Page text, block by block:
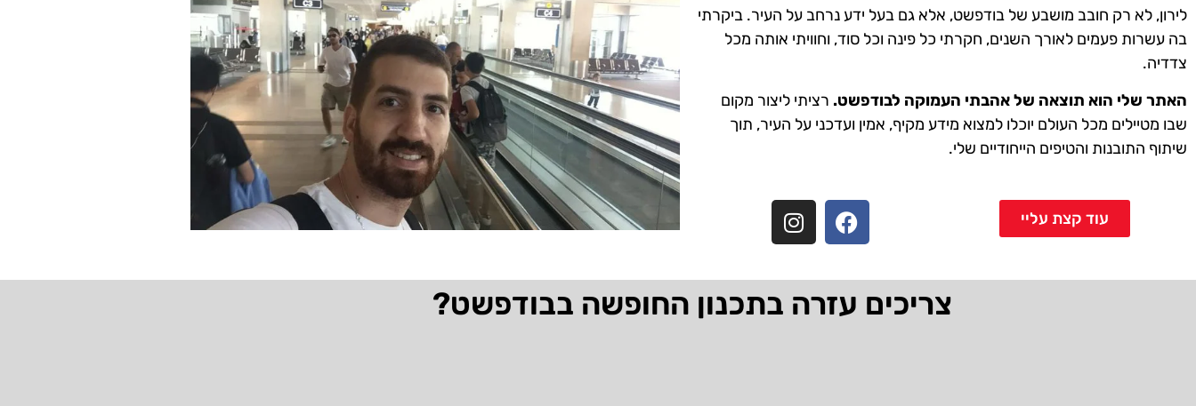
לירון, לא רק חובב מושבע של בודפשט, אלא גם בעל ידע נרחב על העיר. ביקרתי
בה עשרות פעמים לאורך השנים, חקרתי כל פינה וכל סוד, וחוויתי אותה מכל
צדדיה.
האתר שלי הוא תוצאה של אהבתי העמוקה לבודפשט. רציתי ליצור מקום
שבו מטיילים מכל העולם יוכלו למצוא מידע מקיף, אמין ועדכני על העיר, תוך
שיתוף התובנות והטיפים הייחודיים שלי.
עוד קצת עליי
צריכים עזרה בתכנון החופשה בבודפשט?